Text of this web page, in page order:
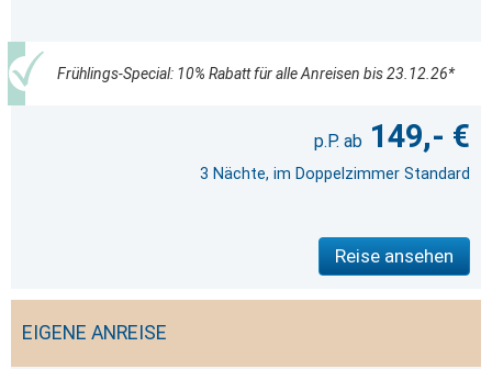
Frühlings-Special: 10% Rabatt für alle Anreisen bis 23.12.26*
149,- €
3 Nächte, im Doppelzimmer Standard
Reise ansehen
EIGENE ANREISE